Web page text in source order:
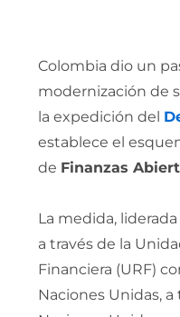
Colombia dio un
modernización de
la expedición del
establece el
de Finanzas
La medida,
a través de la
Financiera (URF)
Naciones Unidas,